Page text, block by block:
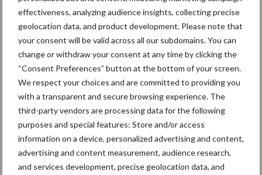
effectiveness, analyzing audience insights, collecting precise
geolocation data, and product development. Please note that
your consent will be valid across all our subdomains. You can
change or withdraw your consent at any time by clicking the
“Consent Preferences” button at the bottom of your screen.
We respect your choices and are committed to providing you
with a transparent and secure browsing experience. The
third-party vendors are processing data for the following
purposes and special features: Store and/or access
information on a device, personalized advertising and content,
advertising and content measurement, audience research,
and services development, precise geolocation data, and
marktaandeel groeien in
krimpende Nederlandse
markt
Themapagina's
Diergezondheid Bemesting Fokkerij